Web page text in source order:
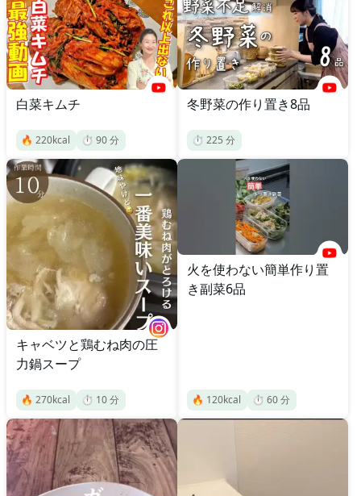
白菜キムチ
🔥 220kcal ⏱️ 90分
冬野菜の作り置き8品
⏱️ 225 分
キャベツと鶏むね肉の圧
力鍋スープ
🔥 270kcal ⏱️ 10分
火を使わない簡単作り置
き副菜6品
🔥 120kcal ⏱️ 60分